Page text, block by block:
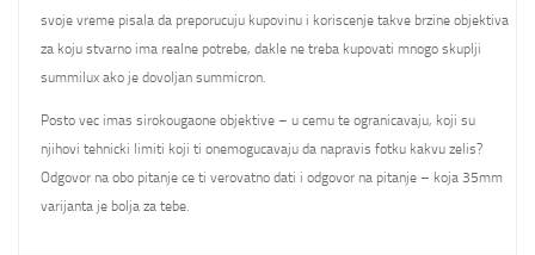
svoje vreme pisala da preporucuju kupovinu i koriscenje takve brzine objektiva
za koju stvarno ima realne potrebe, dakle ne treba kupovati mnogo skuplji
summilux ako je dovoljan summicron.
Posto vec imas sirokougaone objektive – u cemu te ogranicavaju, koji su
njihovi tehnicki limiti koji ti onemogucavaju da napravis fotku kakvu zelis?
Odgovor na obo pitanje ce ti verovatno dati i odgovor na pitanje – koja 35mm
varijanta je bolja za tebe.